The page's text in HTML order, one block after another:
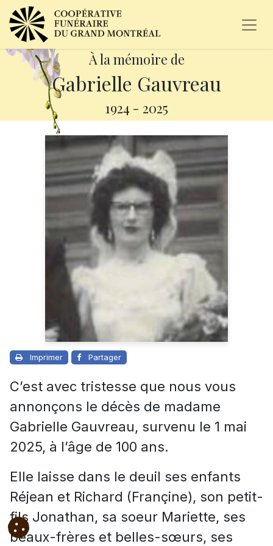
À la mémoire de
Gabrielle Gauvreau
1924 - 2025
Imprimer Partager
C’est avec tristesse que nous vous
annonçons le décès de madame
Gabrielle Gauvreau, survenu le 1 mai
2025, à l’âge de 100 ans.
Elle laisse dans le deuil ses enfants
Réjean et Richard (Françine), son petit-
fils Jonathan, sa soeur Mariette, ses
beaux-frères et belles-sœurs, ses